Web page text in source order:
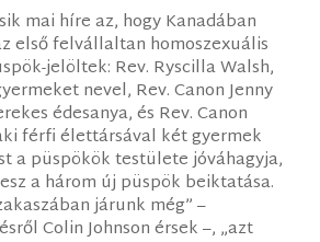
mai híre az, hogy Kanadában
első felvállaltan homoszexuális
jelöltek: Rev. Ryscilla Walsh,
nevel, Rev. Canon Jenny
édesanya, és Rev. Canon
férfi élettársával két gyermek
a püspökök testülete jóváhagyja,
a három új püspök beiktatása.
járunk még” –
Colin Johnson érsek –, „azt